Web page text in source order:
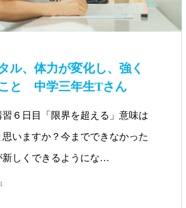
ル、体力が変化し、強く
と 中学三年生Tさん
習６日目「限界を超える」意味は
思いますか？今までできなかった
新しくできるようにな…